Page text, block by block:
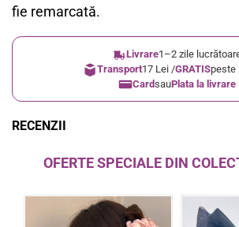
fie remarcată.
Livrare1–2 zile
Transport17 Lei /GRATISpeste
CardsauPlata la livrare
RECENZII
OFERTE SPECIALE DIN